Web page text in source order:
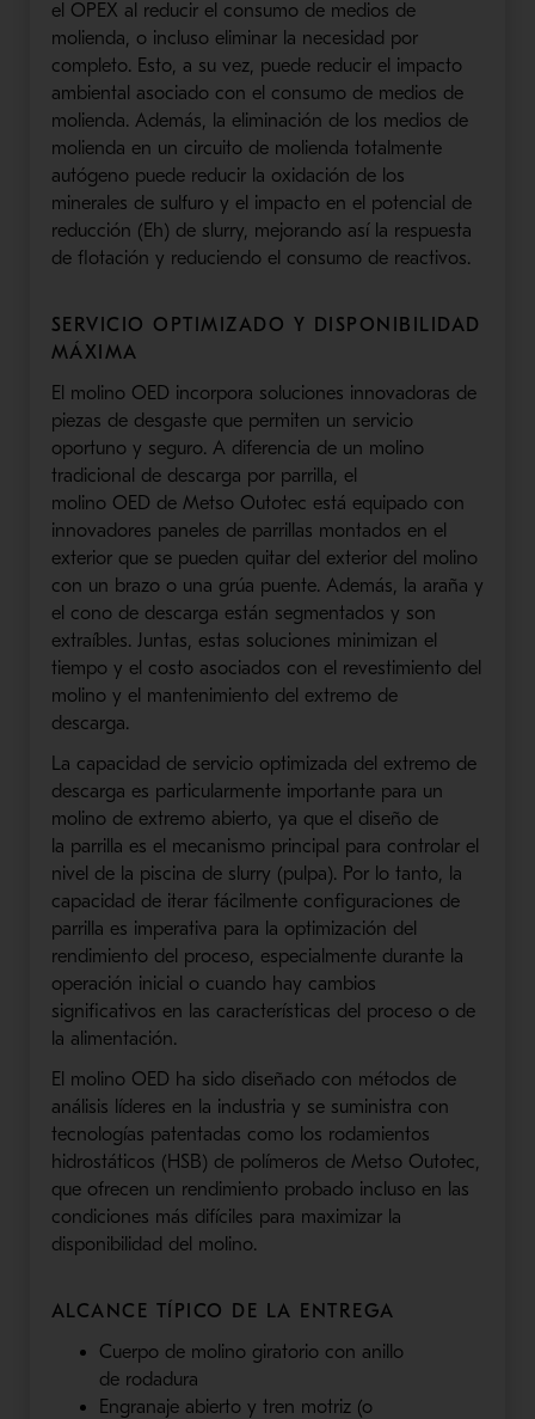
el OPEX al reducir el consumo de medios de
molienda, o incluso eliminar la necesidad por
completo. Esto, a su vez, puede reducir el impacto
ambiental asociado con el consumo de medios de
molienda. Además, la eliminación de los medios de
molienda en un circuito de molienda totalmente
autógeno puede reducir la oxidación de los
minerales de sulfuro y el impacto en el potencial de
reducción (Eh) de slurry, mejorando así la respuesta
de flotación y reduciendo el consumo de reactivos.
SERVICIO OPTIMIZADO Y DISPONIBILIDAD
MÁXIMA
El molino OED incorpora soluciones innovadoras de
piezas de desgaste que permiten un servicio
oportuno y seguro. A diferencia de un molino
tradicional de descarga por parrilla, el
molino OED de Metso Outotec está equipado con
innovadores paneles de parrillas montados en el
exterior que se pueden quitar del exterior del molino
con un brazo o una grúa puente. Además, la araña y
el cono de descarga están segmentados y son
extraíbles. Juntas, estas soluciones minimizan el
tiempo y el costo asociados con el revestimiento del
molino y el mantenimientodel extremo de
descarga.
La capacidad de servicio optimizada del extremo de
descarga es particularmente importante para un
molino de extremo abierto, ya que el diseño de
la parrilla es el mecanismo principal para controlar el
nivel de la piscina de slurry (pulpa). Por lo tanto, la
capacidad de iterar fácilmente configuraciones de
parrilla es imperativa para la optimización del
rendimiento del proceso, especialmente durante la
operación inicial o cuando hay cambios
significativos en las características del proceso o de
la alimentación.
El molino OED ha sido diseñado con métodos de
análisis líderes en la industria y se suministra con
tecnologías patentadas como los rodamientos
hidrostáticos (HSB) de polímeros de Metso Outotec,
que ofrecen un rendimiento probado incluso en las
condiciones más difíciles para maximizar la
disponibilidad del molino.
ALCANCE TÍPICO DE LA
ENTREGA
Cuerpo de molino giratorio con anillo
de rodadura
Engranaje abierto y tren motriz (o